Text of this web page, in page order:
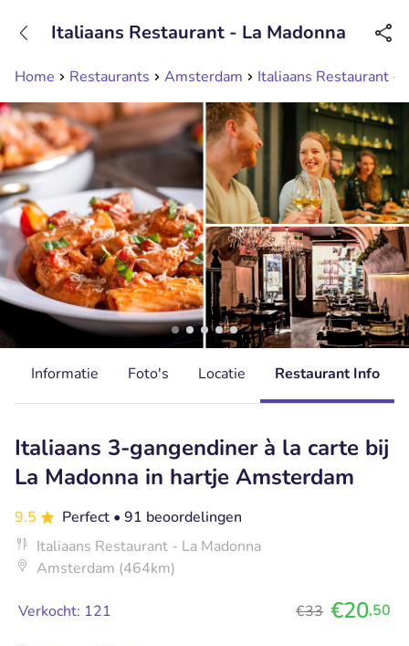
Bereikbaar tot 23:00 uur
Home Restaurants Amsterdam Italiaans Restaurant -
Italiaans Restaurant - La Madonna
Informatie Foto's Locatie Restaurant Info
Italiaans 3-gangendiner à la carte bij
La Madonna in hartje Amsterdam
9.5 Perfect • 91 beoordelingen
Italiaans Restaurant - La Madonna
Amsterdam (464km)
Verkocht: 121 €33 €20,50